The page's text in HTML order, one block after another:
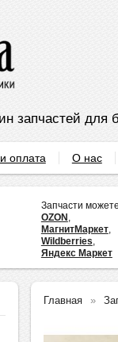
запчастей для
оплата О нас
Запчасти
OZON ,
МагнитМаркет,
Wildberries,
Яндекс Маркет
Главная